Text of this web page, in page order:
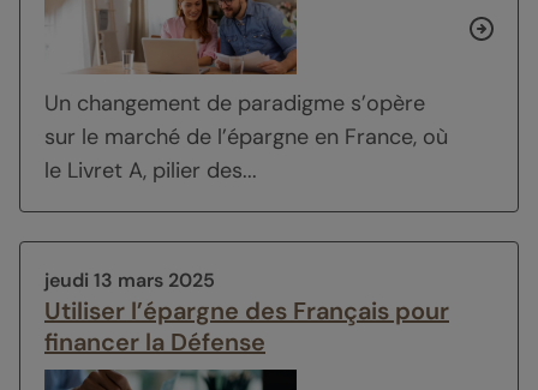
Un changement de paradigme s’opère
sur le marché de l’épargne en France, où
le Livret A, pilier des...
jeudi 13 mars 2025
Utiliser l’épargne des Français pour
financer la Défense